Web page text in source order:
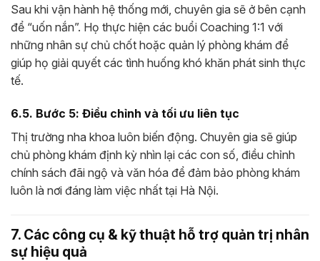
Sau khi vận hành hệ thống mới, chuyên gia sẽ ở bên cạnh
để “uốn nắn”. Họ thực hiện các buổi Coaching 1:1 với
những nhân sự chủ chốt hoặc quản lý phòng khám để
giúp họ giải quyết các tình huống khó khăn phát sinh thực
tế.
6.5. Bước 5: Điều chỉnh và tối ưu liên tục
Thị trường nha khoa luôn biến động. Chuyên gia sẽ giúp
chủ phòng khám định kỳ nhìn lại các con số, điều chỉnh
chính sách đãi ngộ và văn hóa để đảm bảo phòng khám
luôn là nơi đáng làm việc nhất tại Hà Nội.
7. Các công cụ & kỹ thuật hỗ trợ quản trị nhân
sự hiệu quả